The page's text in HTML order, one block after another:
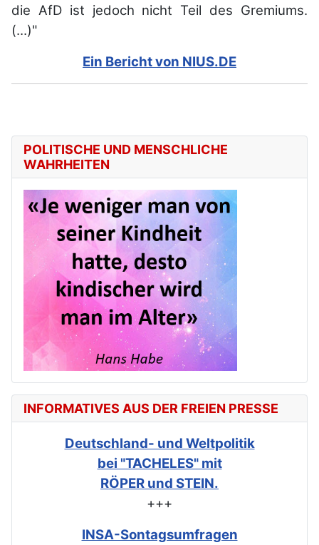
die AfD ist jedoch nicht Teil des Gremiums.
(...)"
Ein Bericht von NIUS.DE
POLITISCHE UND MENSCHLICHE
WAHRHEITEN
INFORMATIVES AUS DER FREIEN PRESSE
Deutschland- und Weltpolitik
bei "TACHELES" mit
RÖPER und STEIN.
+++
INSA-Sontagsumfragen